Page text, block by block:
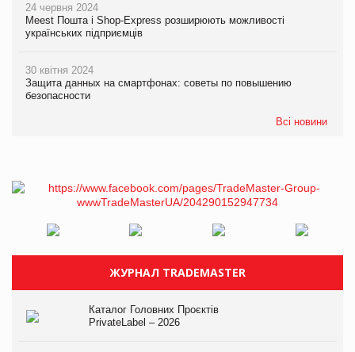
24 червня 2024
Meest Пошта і Shop-Express розширюють можливості
українських підприємців
30 квітня 2024
Защита данных на смартфонах: советы по повышению
безопасности
Всі новини
ЖУРНАЛ TRADEMASTER
Каталог Головних Проєктів
PrivateLabel – 2026